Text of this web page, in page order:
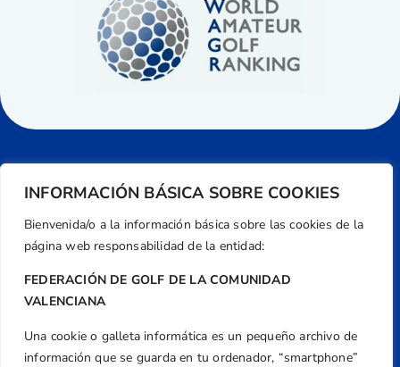
INFORMACIÓN BÁSICA SOBRE COOKIES
Bienvenida/o a la información básica sobre las cookies de la
página web responsabilidad de la entidad:
FEDERACIÓN DE GOLF DE LA COMUNIDAD
VALENCIANA
Una cookie o galleta informática es un pequeño archivo de
información que se guarda en tu ordenador, “smartphone”
Dirección